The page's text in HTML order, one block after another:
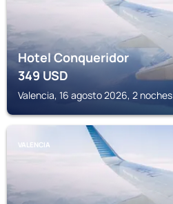
Hotel Conqueridor
349USD
Valencia, 16 agosto 2026, 2 noches
VALENCIA